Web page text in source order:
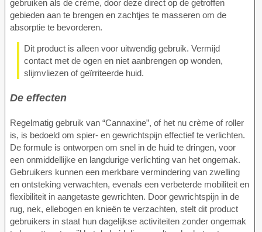
gebruiken als de crème, door deze direct op de getroffen
gebieden aan te brengen en zachtjes te masseren om de
absorptie te bevorderen.
Dit product is alleen voor uitwendig gebruik. Vermijd
contact met de ogen en niet aanbrengen op wonden,
slijmvliezen of geïrriteerde huid.
De effecten
Regelmatig gebruik van “Cannaxine”, of het nu crème of roller
is, is bedoeld om spier- en gewrichtspijn effectief te verlichten.
De formule is ontworpen om snel in de huid te dringen, voor
een onmiddellijke en langdurige verlichting van het ongemak.
Gebruikers kunnen een merkbare vermindering van zwelling
en ontsteking verwachten, evenals een verbeterde mobiliteit en
flexibiliteit in aangetaste gewrichten. Door gewrichtspijn in de
rug, nek, ellebogen en knieën te verzachten, stelt dit product
gebruikers in staat hun dagelijkse activiteiten zonder ongemak